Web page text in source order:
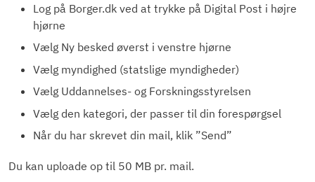
Log på Borger.dk ved at trykke på Digital Post i højre
hjørne
Vælg Ny besked øverst i venstre hjørne
Vælg myndighed (statslige myndigheder)
Vælg Uddannelses- og Forskningsstyrelsen
Vælg den kategori, der passer til din forespørgsel
Når du har skrevet din mail, klik ”Send”
Du kan uploade op til 50 MB pr. mail.